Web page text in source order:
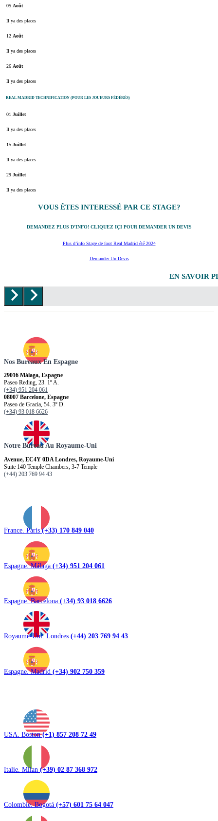
05 Août
Il ya des places
12 Août
Il ya des places
26 Août
Il ya des places
REAL MADRID TECHNIFICATION (POUR LES JOUEURS FÉDÉRÉS)
01 Juillet
Il ya des places
15 Juillet
Il ya des places
29 Juillet
Il ya des places
VOUS ÊTES INTERESSÉ PAR CE STAGE?
DEMANDEZ PLUS D’INFO! CLIQUEZ IÇI POUR DEMANDER UN DEVIS
Plus d’info Stage de foot Real Madrid été 2024
Demander Un Devis
EN SAVOIR
Nos Bureaux En Espagne
29016 Málaga, Espagne
Paseo Reding, 23. 1º A.
(+34) 951 204 061
08007 Barcelone, Espagne
Paseo de Gracia, 54. 3º D.
(+34) 93 018 6626
Notre Bureau Au Royaume-Uni
Avenue, EC4Y 0DA Londres, Royaume-Uni
Suite 140 Temple Chambers, 3-7 Temple
(+44) 203 769 94 43
France. Paris(+33) 170 849 040
Espagne. Málaga (+34) 951 204 061
Espagne. Barcelona (+34) 93 018 6626
Royaume-Uni. Londres (+44) 203 769 94 43
Espagne. Madrid (+34) 902 750 359
USA. Boston(+1) 857 208 72 49
Italie. Milan (+39) 02 87 368 972
Colombie. Bogotá (+57) 601 75 64 047